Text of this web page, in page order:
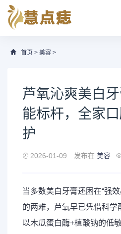
首页 > 美容 >
芦氧沁爽美白
能标杆，全家
护
2026-01-09 发布在 美容
当多数美白牙膏还困在“强
的两难，芦氧早已凭借科
以木瓜蛋白酶+植酸钠的低